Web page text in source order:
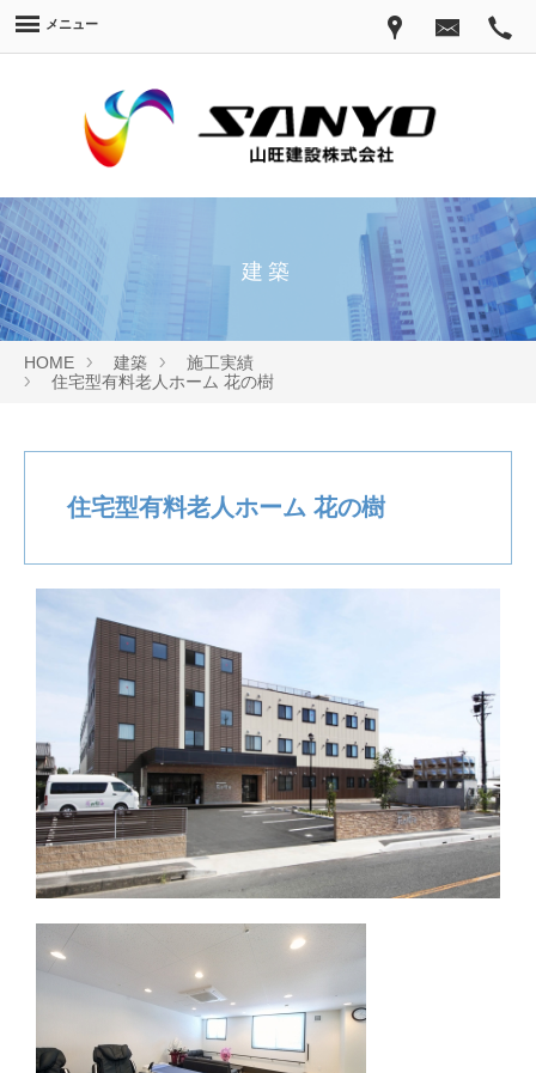
メニュー
建築
HOME 建築
施工実績
住宅型有料老人ホーム 花の樹
住宅型有料老人ホーム 花の樹